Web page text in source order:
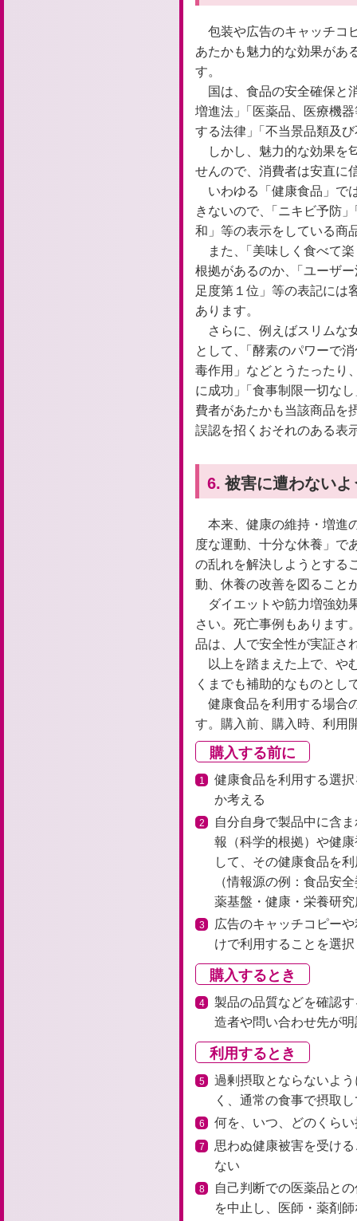
包装や広告のキャッチコ
あたかも魅力的な効果があ
す。
国は、食品の安全確保と
増進法」 「 医薬品、医療機
する法律」 「 不当景品類及
しかし、魅力的な効果を
せんので、消費者は安直に
いわゆる「健康食品」で
きないので、 「 ニキビ予防」
和」等の表示をしている商
また、 「 美味しく食べて
根拠があるのか、 「 ユーザ
足度第１位」等の表記には
あります。
さらに、例えばスリムな
として、 「 酵素のパワーで
毒作用」などとうたったり
に成功」 「 食事制限一切な
費者があたかも当該商品を
誤認を招くおそれのある表
6. 被害に遭わない
本来、健康の維持・増進
度な運動、十分な休養」で
の乱れを解決しようとする
動、休養の改善を図ること
ダイエットや筋力増強効
さい。死亡事例もあります
品は、人で安全性が実証さ
以上を踏まえた上で、や
くまでも補助的なものとし
健康食品を利用する場合
す。購入前、購入時、利用
購入する前に
1
健康食品を利用する選
か考える
2
自分自身で製品中に含
報（科学的根拠）や健
して、その健康食品を
（情報源の例：食品安
薬基盤・健康・栄養研
3
広告のキャッチコピー
けで利用することを選
購入するとき
4
製品の品質などを確認
造者や問い合わせ先が
利用するとき
5
過剰摂取とならないよ
く、通常の食事で摂取
6 何を、いつ、どのくら
7
思わぬ健康被害を受け
ない
8
自己判断での医薬品と
を中止し、医師・薬剤